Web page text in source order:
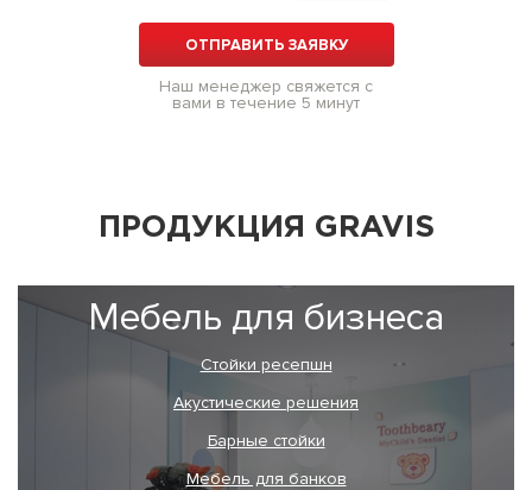
Наш менеджер свяжется с
вами в течение 5 минут
ПРОДУКЦИЯ GRAVIS
Мебель для бизнеса
Стойки ресепшн
Акустические решения
Барные стойки
Мебель для банков